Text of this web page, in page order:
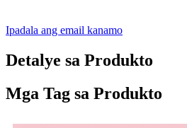
Ipadala ang email kanamo
Detalye sa Produkto
Mga Tag sa Produkto